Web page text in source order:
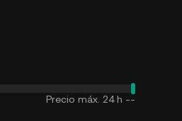
Precio máx. 24 h --